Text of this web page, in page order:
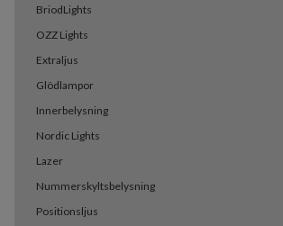
BriodLights
OZZ Lights
Extraljus
Glödlampor
Innerbelysning
Nordic Lights
Lazer
Nummerskyltsbelysning
Positionsljus